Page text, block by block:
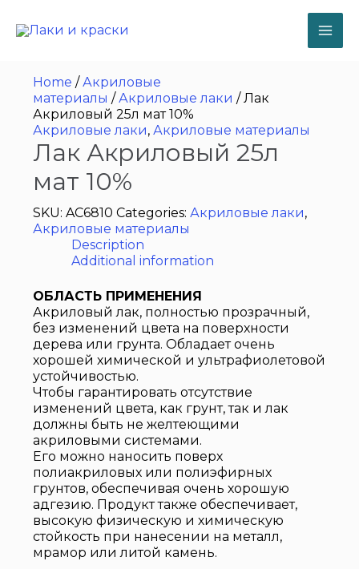
содержимому
Home /Акриловые
материалы /Акриловые лаки / Лак
Акриловый 25л мат 10%
Акриловые лаки, Акриловые материалы
Лак Акриловый 25л
мат 10%
SKU: AC6810 Categories: Акриловые лаки,
Акриловые материалы
Description
Additional information
ОБЛАСТЬ ПРИМЕНЕНИЯ
Акриловый лак, полностью прозрачный,
без изменений цвета на поверхности
дерева или грунта. Обладает очень
хорошей химической и ультрафиолетовой
устойчивостью.
Чтобы гарантировать отсутствие
изменений цвета, как грунт, так и лак
должны быть не желтеющими
акриловыми системами.
Его можно наносить поверх
полиакриловых или полиэфирных
грунтов, обеспечивая очень хорошую
адгезию. Продукт также обеспечивает,
высокую физическую и химическую
стойкость при нанесении на металл,
мрамор или литой камень.